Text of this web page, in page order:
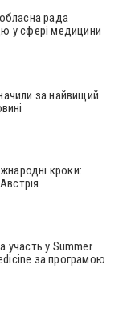
рада
у сфері медицини
за найвищий
кроки:
у Summer
за програмою